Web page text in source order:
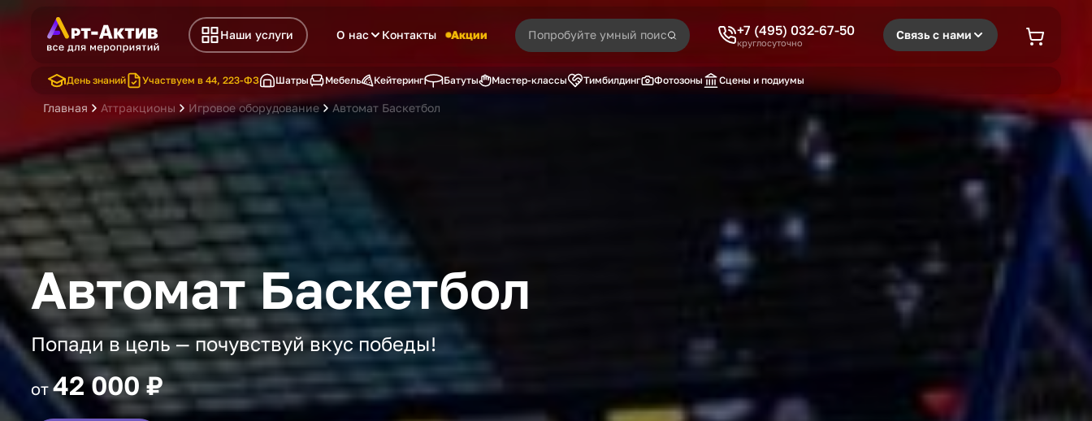
Наши услуги О нас Контакты Акции +7 (495) 032-67-50
круглосуточно
Связь с нами
День знаний Участвуем в 44, 223-ФЗ Шатры Мебель Кейтеринг Батуты Мастер-классы Тимбилдинг Фотозоны Сцены и подиумы
Главная Аттракционы Игровое оборудование Автомат Баскетбол
Автомат Баскетбол
Попади в цель — почувствуй вкус победы!
от42 000 ₽